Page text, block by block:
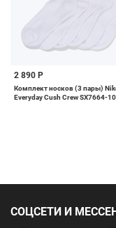
2 890 Р
Комплект носков (3 пары)
Everyday Cush Crew SX7664-
СОЦСЕТИ И